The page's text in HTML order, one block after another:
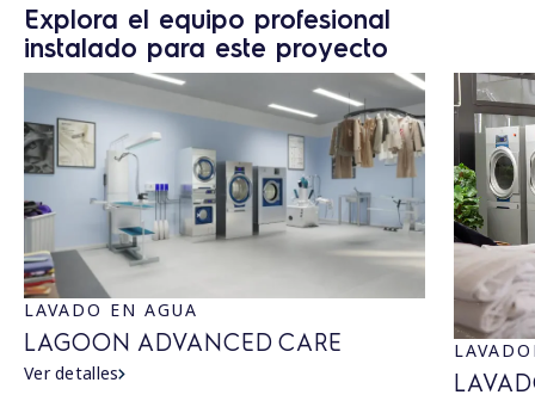
Explora el equipo profesional
instalado para este proyecto
LAVADO EN AGUA
LAGOON ADVANCED CARE
Ver detalles